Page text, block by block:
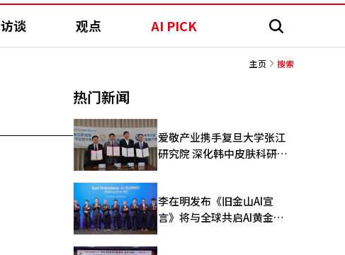
访谈 观点 AI PICK 搜
主页 搜索
热门新闻
爱敬产业携手复旦大学张江
研究院 深化韩中皮肤科研合
李在明发布《旧金山AI宣
言》将与全球共启AI黄金时